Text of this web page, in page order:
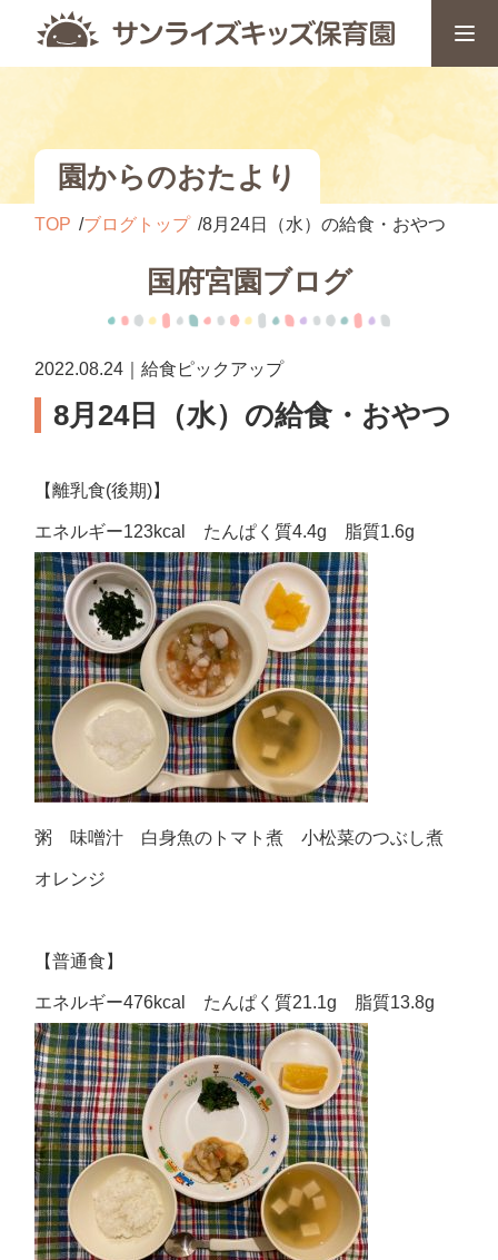
園からのおたより
TOP ブログトップ 8月24日（水）の給食・おやつ
国府宮園ブログ
2022.08.24｜給食ピックアップ
8月24日（水）の給食・おやつ
【離乳食(後期)】
エネルギー123kcal たんぱく質4.4g 脂質1.6g
粥 味噌汁 白身魚のトマト煮 小松菜のつぶし煮
オレンジ
【普通食】
エネルギー476kcal たんぱく質21.1g 脂質13.8g